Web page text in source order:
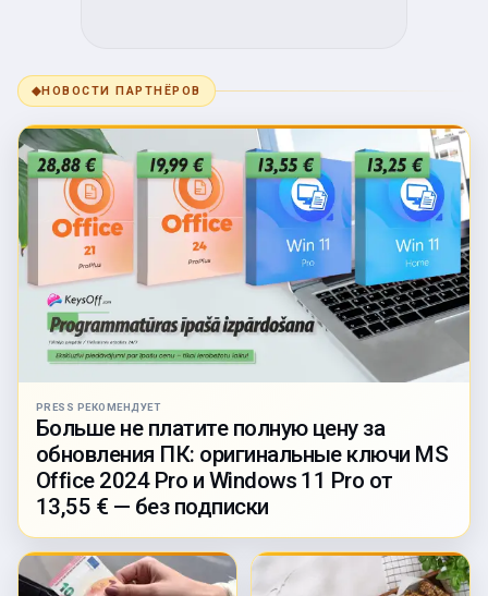
◆НОВОСТИ ПАРТНЁРОВ
PRESS РЕКОМЕНДУЕТ
Больше не платите полную цену за
обновления ПК: оригинальные ключи MS
Office 2024 Pro и Windows 11 Pro от
13,55 € — без подписки